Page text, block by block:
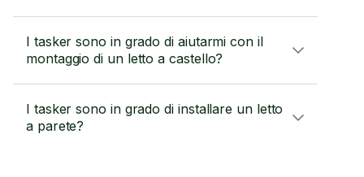
I tasker sono in grado di aiutarmi con il
montaggio di un letto a castello?
I tasker sono in grado di installare un letto
a parete?